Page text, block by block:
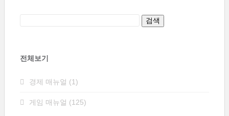
전체보기
경제 매뉴얼 (1)
게임 매뉴얼 (125)